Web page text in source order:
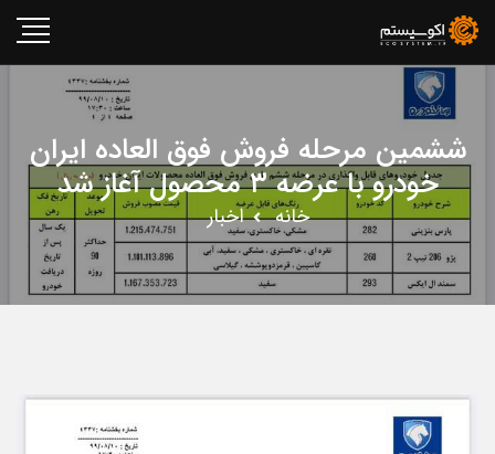
ششمین مرحله فروش فوق العاده ایران
خودرو با عرضه ۳ محصول آغاز شد
خانه اخبار